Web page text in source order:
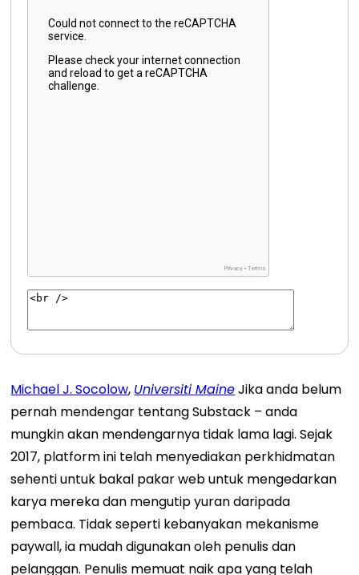
Michael J. Socolow, Universiti MaineJika anda belum
pernah mendengar tentang Substack – anda
mungkin akan mendengarnya tidak lama lagi. Sejak
2017, platform ini telah menyediakan perkhidmatan
sehenti untuk bakal pakar web untuk mengedarkan
karya mereka dan mengutip yuran daripada
pembaca. Tidak seperti kebanyakan mekanisme
paywall, ia mudah digunakan oleh penulis dan
pelanggan. Penulis memuat naik apa yang telah